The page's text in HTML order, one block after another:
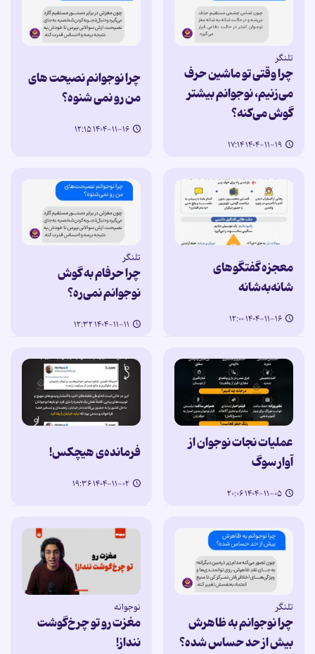
تلنگر
چرا وقتی تو ماشین حرف
می‌زنیم، نوجوانم بیشتر
گوش می‌کنه؟
۱۴۰۴-۱۱-۱۹ ۱۷:۱۴
چرا نوجوانم نصیحت های
من رو نمی شنوه؟
۱۴۰۴-۱۱-۱۶ ۱۲:۱۵
معجزه گفتگوهای
شانه‌به‌شانه
۱۴۰۴-۱۱-۱۶ ۱۲:۰۰
تلنگر
چرا حرفام به گوش
نوجوانم نمی‌ره؟
۱۴۰۴-۱۱-۱۱ ۱۲:۳۲
عملیات نجات نوجوان از
آوار سوگ
۱۴۰۴-۱۱-۰۵ ۲۰:۰۶
فرمانده‌ی هیچکس!
۱۴۰۴-۱۱-۰۲ ۱۹:۳۶
تلنگر
چرا نوجوانم به ظاهرش
بیش از حد حساس شده؟
نوجوانه
مغزت رو تو چرخ‌گوشت
ننداز!